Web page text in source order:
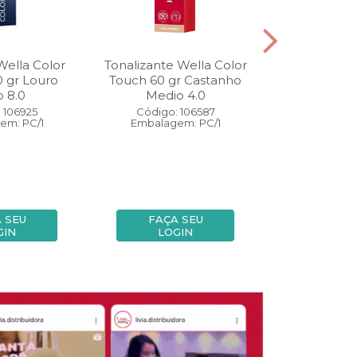
Color
gr Louro
8.0
PC/1
SEU
Tonalizante Wella Color
Touch 60 gr Castanho
Medio 4.0
Código: 106587
Embalagem: PC/1
FAÇA SEU
LOGIN